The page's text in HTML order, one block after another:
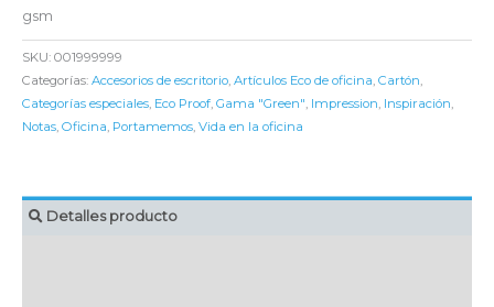
gsm
SKU: 001999999
Categorías: Accesorios de escritorio, Artículos Eco de oficina, Cartón,
Categorías especiales, Eco Proof, Gama "Green", Impression, Inspiración,
Notas, Oficina, Portamemos, Vida en la oficina
Detalles producto